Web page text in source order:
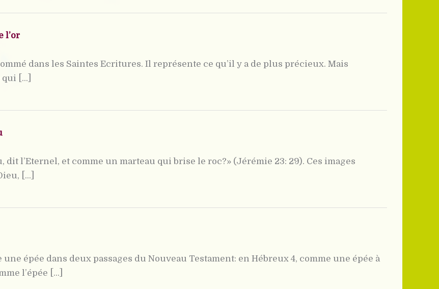
l’or
dans les Saintes Ecritures. Il représente ce qu’il y a de plus précieux. Mais
[...]
dit l’Eternel, et comme un marteau qui brise le roc?» (Jérémie 23: 29). Ces images
[...]
épée dans deux passages du Nouveau Testament: en Hébreux 4, comme une épée à
l’épée [...]